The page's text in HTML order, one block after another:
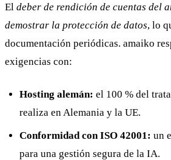
El deber de rendición de cuentas del
demostrar la protección de datos, lo
documentación periódicas. amaiko
exigencias con:
Hosting alemán: el 100 % del
realiza en Alemania y la UE.
Conformidad con ISO 42001: un
para una gestión segura de la IA.